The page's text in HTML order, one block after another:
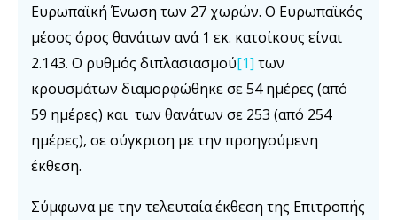
Ευρωπαϊκή Ένωση των 27 χωρών. Ο Ευρωπαϊκός
μέσος όρος θανάτων ανά 1 εκ. κατοίκους είναι
2.143. Ο ρυθμός διπλασιασμού[1] των
κρουσμάτων διαμορφώθηκε σε 54 ημέρες (από
59 ημέρες) και των θανάτων σε 253 (από 254
ημέρες), σε σύγκριση με την προηγούμενη
έκθεση.
Σύμφωνα με την τελευταία έκθεση της Επιτροπής